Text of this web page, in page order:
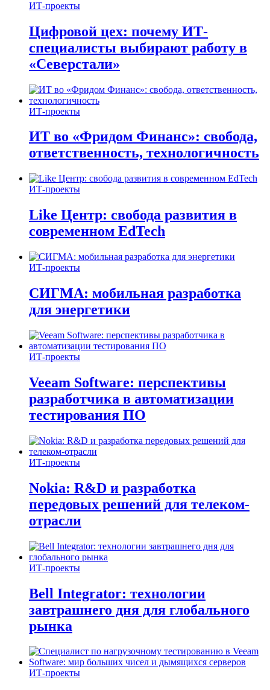
ИТ-проекты
Цифровой цех: почему ИТ-
специалисты выбирают работу в
«Северстали»
ИТ-проекты
ИТ во «Фридом Финанс»: свобода,
ответственность, технологичность
ИТ-проекты
Like Центр: свобода развития в
современном EdTech
ИТ-проекты
СИГМА: мобильная разработка
для энергетики
ИТ-проекты
Veeam Software: перспективы
разработчика в автоматизации
тестирования ПО
ИТ-проекты
Nokia: R&D и разработка
передовых решений для телеком-
отрасли
ИТ-проекты
Bell Integrator: технологии
завтрашнего дня для глобального
рынка
ИТ-проекты